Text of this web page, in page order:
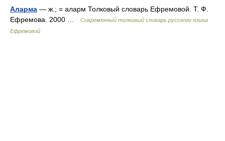
Аларма — ж.; = аларм Толковый словарь Ефремовой. Т. Ф.
Ефремова. 2000 …
Современный толковый словарь русского языка
Ефремовой